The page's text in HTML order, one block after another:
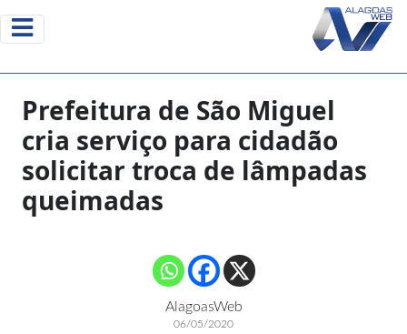
Prefeitura de São Miguel
cria serviço para cidadão
solicitar troca de lâmpadas
queimadas
AlagoasWeb
06/05/2020